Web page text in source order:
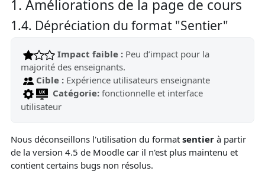
1. Améliorations de la page de cours
1.4. Dépréciation du format "Sentier"
Impact faible : Peu d’impact pour la
majorité des enseignants.
Cible : Expérience utilisateurs enseignante
Catégorie: fonctionnelle et interface
utilisateur
Nous déconseillons l'utilisation du format sentier à partir
de la version 4.5 de Moodle car il n'est plus maintenu et
contient certains bugs non résolus.